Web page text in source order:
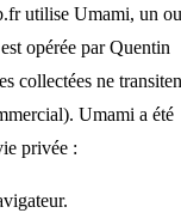
utilise Umami, un
opérée par Quentin
collectées ne
Umami a été
privée :